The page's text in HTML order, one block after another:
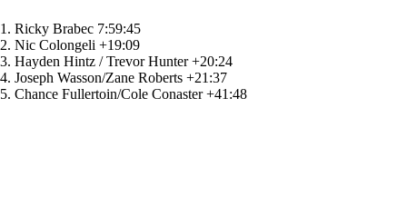
1. Ricky Brabec 7:59:45
2. Nic Colongeli +19:09
3. Hayden Hintz / Trevor Hunter +20:24
4. Joseph Wasson/Zane Roberts +21:37
5. Chance Fullertoin/Cole Conaster +41:48